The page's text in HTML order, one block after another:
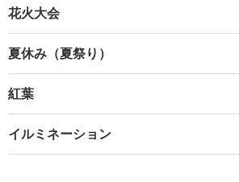
花火大会
夏休み（夏祭り）
紅葉
イルミネーション